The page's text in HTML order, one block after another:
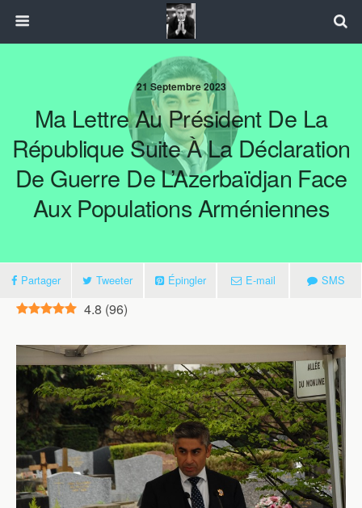
21 Septembre 2023
Ma Lettre Au Président De La
République Suite À La Déclaration
De Guerre De L’Azerbaïdjan Face
Aux Populations Arméniennes
Partager Tweeter Épingler E-mail SMS
4.8 (96)